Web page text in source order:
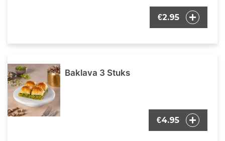
€2.95
Baklava 3 Stuks
€4.95